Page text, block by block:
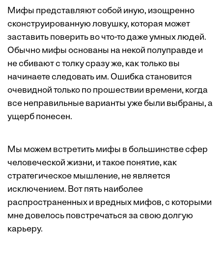
Мифы представляют собой иную, изощренно
сконструированную ловушку, которая может
заставить поверить во что-то даже умных людей.
Обычно мифы основаны на некой полуправде и
не сбивают с толку сразу же, как только вы
начинаете следовать им. Ошибка становится
очевидной только по прошествии времени, когда
все неправильные варианты уже были выбраны, а
ущерб понесен.
Мы можем встретить мифы в большинстве сфер
человеческой жизни, и такое понятие, как
стратегическое мышление, не является
исключением. Вот пять наиболее
распространенных и вредных мифов, с которыми
мне довелось повстречаться за свою долгую
карьеру.